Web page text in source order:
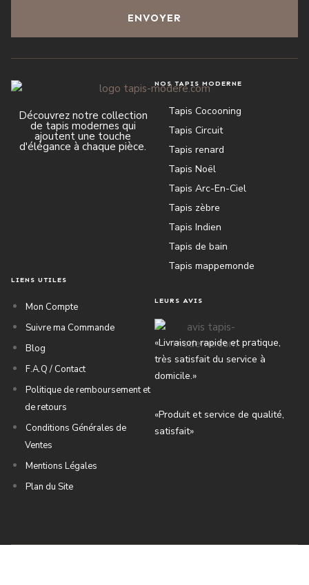
ENVOYER
Découvrez notre collection
de tapis modernes qui
ajoutent une touche
d'élégance à chaque pièce.
NOS TAPIS MODERNE
Tapis Cocooning
Tapis Circuit
Tapis renard
Tapis Noël
Tapis Arc-En-Ciel
Tapis zèbre
Tapis Indien
Tapis de bain
Tapis mappemonde
LIENS UTILES
Mon Compte
Suivre ma Commande
Blog
F.A.Q / Contact
Politique de remboursement et
de retours
Conditions Générales de
Ventes
Mentions Légales
Plan du Site
LEURS AVIS
«Livraison rapide et pratique,
très satisfait du service à
domicile.»
«Produit et service de qualité,
satisfait»